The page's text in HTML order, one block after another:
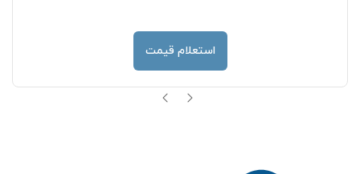
استعلام قیمت